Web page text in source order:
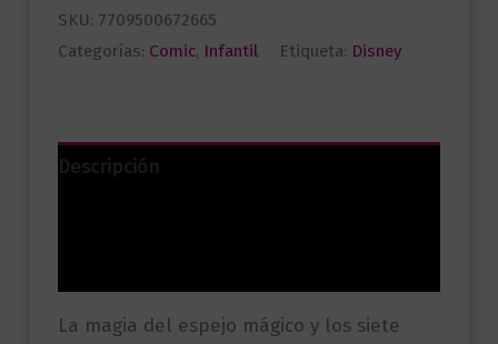
Blanca
Nieves
cantidad
SKU: 7709500672665
Categorías: Comic, Infantil Etiqueta: Disney
Descripción
La magia del espejo mágico y los siete